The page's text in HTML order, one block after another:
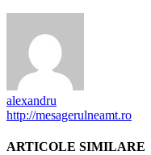
alexandru
http://mesagerulneamt.ro
ARTICOLE SIMILARE